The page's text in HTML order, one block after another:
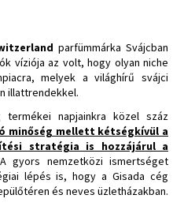
parfümmárka Svájcban
víziója az volt, hogy olyan niche
melyek a világhírű svájci
illattrendekkel.
napjainkra közel száz
minőség mellett kétségkívül a
stratégia is hozzájárul a
gyors nemzetközi ismertséget
lépés is, hogy a Gisada cég
és neves üzletházakban.